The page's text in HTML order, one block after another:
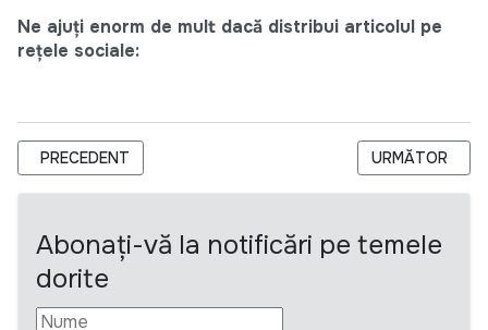
Ne ajuți enorm de mult dacă distribui articolul pe
rețele sociale:
ARTICOL PRECEDENT: (VIDEO) ISTORIE DE SUCCES „NOI ȘI
PRECEDENT ARTICOLUL
URMĂTOR
Abonați-vă la notificări pe temele
dorite